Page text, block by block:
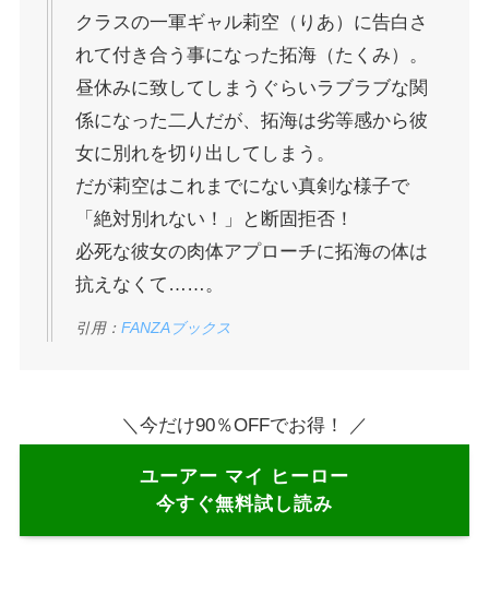
クラスの一軍ギャル莉空（りあ）に告白さ
れて付き合う事になった拓海（たくみ）。
昼休みに致してしまうぐらいラブラブな関
係になった二人だが、拓海は劣等感から彼
女に別れを切り出してしまう。
だが莉空はこれまでにない真剣な様子で
「絶対別れない！」と断固拒否！
必死な彼女の肉体アプローチに拓海の体は
抗えなくて……。
引用： FANZAブックス
＼今だけ90％OFFでお得！ ／
ユーアー マイ ヒーロー
今すぐ無料試し読み